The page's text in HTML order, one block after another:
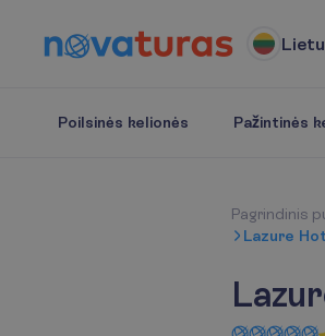
Poilsinės kelionės Pažintinės
Pagrindinis p
Lazure